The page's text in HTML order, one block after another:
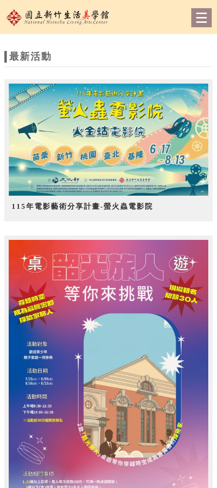
網
站
題
最新活動
115年電影藝術分享計畫-螢火蟲電影院